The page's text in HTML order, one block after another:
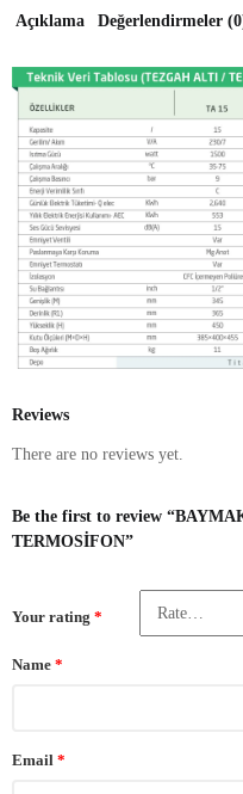
Açıklama Değerlendirmeler
Reviews
There are no reviews yet.
Be the first to review
TERMOSİFON”
Your rating *
Name *
Email *